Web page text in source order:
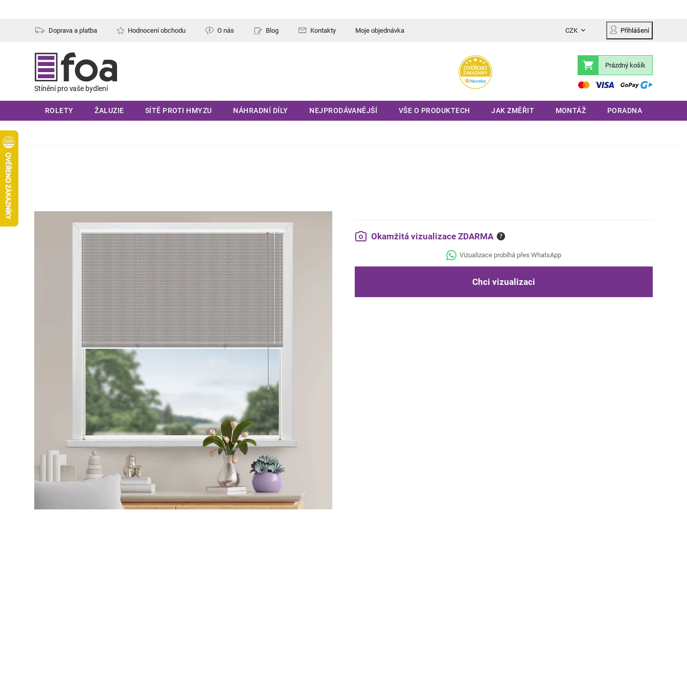
Doprava a platba Hodnocení obchodu O nás Blog Kontakty Moje objednávka CZK Přihlášení
Nákupní
košík
Prázdný košík
ROLETY ŽALUZIE SÍTĚ PROTI HMYZU NÁHRADNÍ DÍLY NEJPRODÁVANĚJŠÍ VŠE O PRODUKTECH JAK ZMĚŘIT MONTÁŽ PORADNA
Okamžitá vizualizace ZDARMA ?
Vizualizace probíhá přes WhatsApp
Chci vizualizaci